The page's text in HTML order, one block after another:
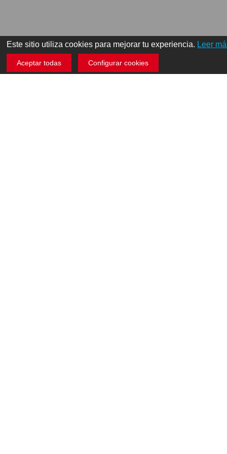
Este sitio utiliza cookies para mejorar tu experiencia. Leer
Aceptar todas Configurar cookies